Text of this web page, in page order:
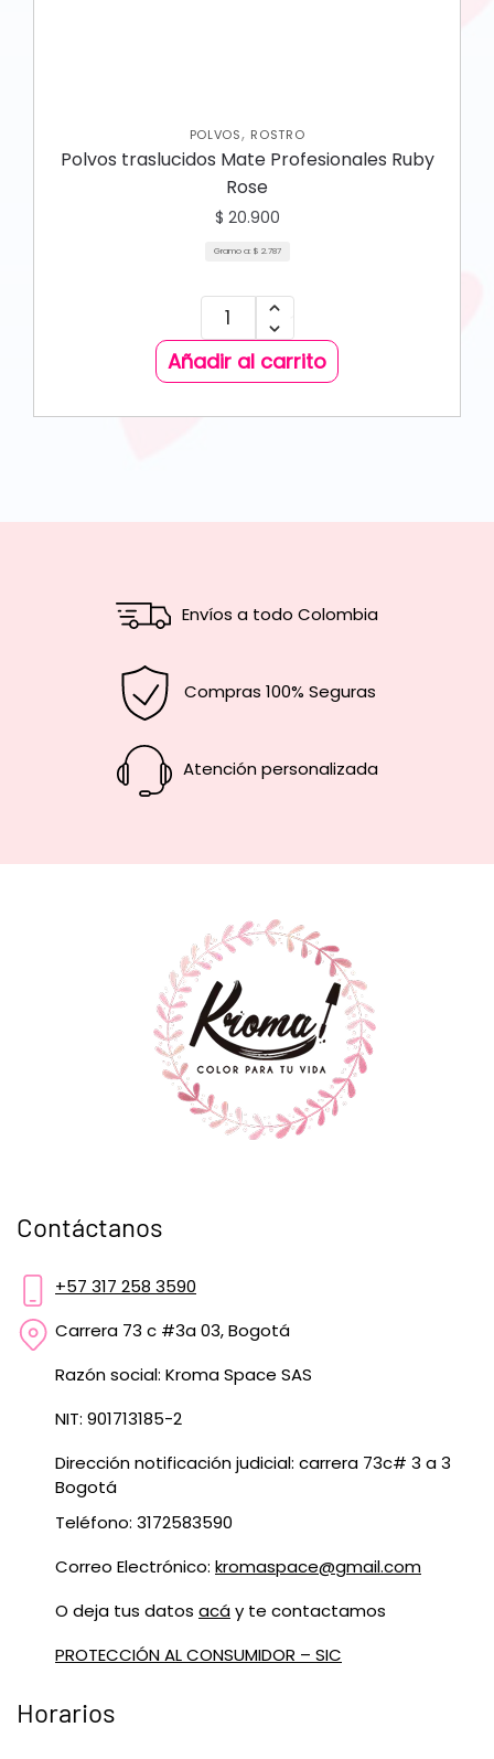
POLVOS, ROSTRO
Polvos traslucidos Mate Profesionales Ruby
Rose
$ 20.900
Gramo a: $ 2.787
Añadir al carrito
Envíos a todo Colombia
Compras 100% Seguras
Atención personalizada
Contáctanos
+57 317 258 3590
Carrera 73 c #3a 03, Bogotá
Razón social: Kroma Space SAS
NIT: 901713185-2
Dirección notificación judicial: carrera 73c# 3 a 3
Bogotá
Teléfono: 3172583590
Correo Electrónico: kromaspace@gmail.com
O deja tus datos acáy te contactamos
PROTECCIÓN AL CONSUMIDOR – SIC
Horarios